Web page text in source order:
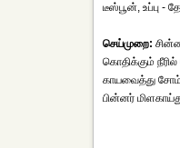
டீஸ்பூன், உப்பு -
செய்முறை:
கொதிக்கும்
காயவைத்து
பின்னர்